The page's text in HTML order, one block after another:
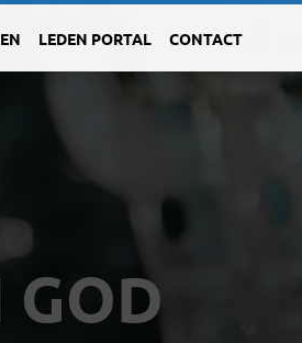
LEDEN PORTAL CONTACT
GOD